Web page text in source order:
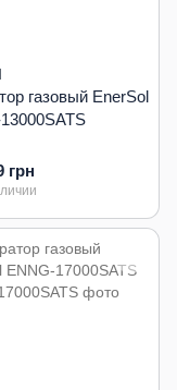
газовый EnerSol
грн